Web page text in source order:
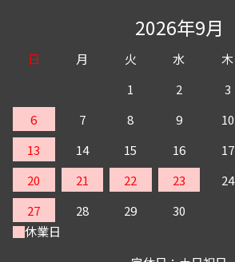
2026年9月
日 月 火 水 木
1
2 3
6
7 8 9 10
13
14 15 16 17
20
21 22 23 24
27
28 29
30
休業日